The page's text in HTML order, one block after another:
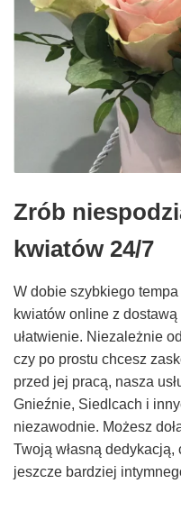
Zrób
kwiatów 24/7
W dobie szybkiego
kwiatów online z
ułatwienie. Niezależnie
czy po prostu chcesz
przed jej pracą, nasza
Gnieźnie, Siedlcach i
niezawodnie. Możesz
Twoją własną
jeszcze bardziej